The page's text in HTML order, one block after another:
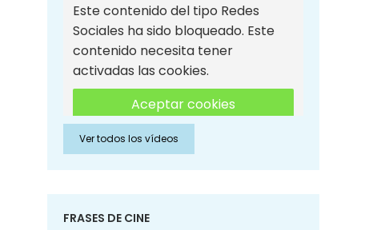
Este contenido del tipo Redes
Sociales ha sido bloqueado. Este
contenido necesita tener
activadas las cookies.
Aceptar cookies
Aceptar cookies de Redes
Sociales
Ver todos los vídeos
FRASES DE CINE